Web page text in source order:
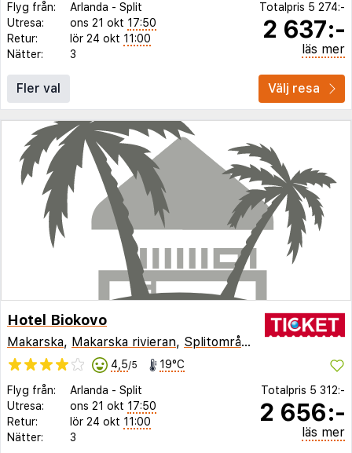
Flyg från: Arlanda - Split
Utresa:
ons 21 okt 17:50
Retur:
lör 24 okt 11:00
Nätter:
3
Totalpris 5 274:-
2 637:-
läs mer
Fler val Välj resa
Hotel Biokovo
Makarska, Makarska rivieran, Splitområdet ,Kroatien
4,5/5 19°C
Flyg från: Arlanda - Split
Utresa:
ons 21 okt 17:50
Retur:
lör 24 okt 11:00
Nätter:
3
Totalpris 5 312:-
2 656:-
läs mer